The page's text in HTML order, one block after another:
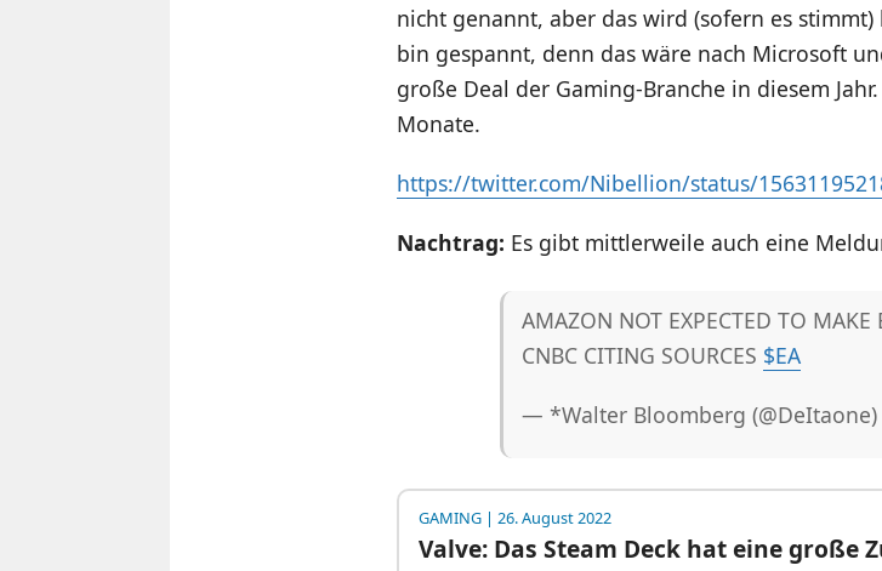
nicht genannt, aber das wird (sofern es
bin gespannt, denn das wäre nach Microsoft
große Deal der Gaming-Branche in diesem
Monate.
https://twitter.com/Nibellion/status/
Nachtrag: Es gibt mittlerweile auch eine
AMAZON NOT EXPECTED TO MAKE
CNBC CITING SOURCES $EA
— *Walter Bloomberg (@DeItaone)
GAMING| 26. August 2022
Valve: Das Steam Deck hat eine große